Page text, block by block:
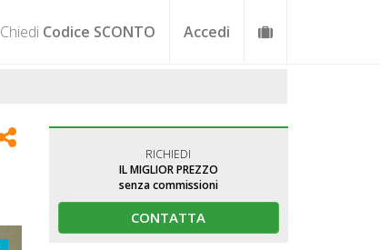
Chiedi Codice SCONTO Accedi
RICHIEDI
IL MIGLIOR PREZZO
senza commissioni
CONTATTA